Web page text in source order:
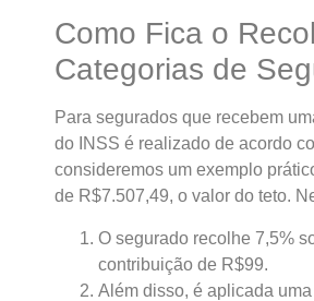
Como Fica o
Categorias de
Para segurados que recebem
do INSS é realizado de acordo
consideremos um exemplo
de R$7.507,49, o valor do teto.
O segurado recolhe 7,5%
contribuição de R$99.
Além disso, é aplicada